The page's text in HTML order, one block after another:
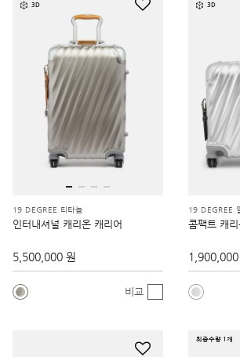
3D
19 DEGREE 티타늄
인터내셔널 캐리온 캐리어
5,500,000 원
비교
3D
19 DEGREE
콤팩트 캐
1,900,000
최종수량 1개